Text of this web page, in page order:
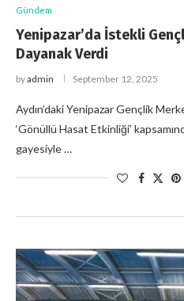
Gündem
Yenipazar’da İstekli
Dayanak Verdi
byadmin September 12, 2025
Aydın’daki Yenipazar Gençlik
‘Gönüllü Hasat Etkinliği’
gayesiyle …